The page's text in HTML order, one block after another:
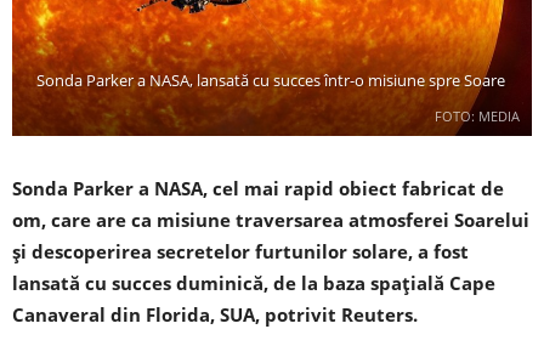
FOTO: MEDIA
Sonda Parker a NASA, lansată cu succes într-o misiune spre Soare
Sonda Parker a NASA, cel mai rapid obiect fabricat de
om, care are ca misiune traversarea atmosferei Soarelui
şi descoperirea secretelor furtunilor solare, a fost
lansată cu succes duminică, de la baza spaţială Cape
Canaveral din Florida, SUA, potrivit Reuters.